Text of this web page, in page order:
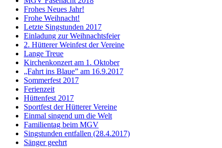
Frohes Neues Jahr!
Frohe Weihnacht!
Letzte Singstunden 2017
Einladung zur Weihnachtsfeier
2. Hütterer Weinfest der Vereine
Lange Treue
Kirchenkonzert am 1. Oktober
„Fahrt ins Blaue” am 16.9.2017
Sommerfest 2017
Ferienzeit
Hüttenfest 2017
Sportfest der Hütterer Vereine
Einmal singend um die Welt
Familientag beim MGV
Singstunden entfallen (28.4.2017)
Sänger geehrt